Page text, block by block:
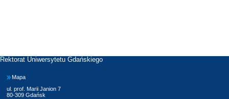
Rektorat Uniwersytetu Gdańskiego
Mapa
ul. prof. Marii Janion 7
80-309 Gdańsk